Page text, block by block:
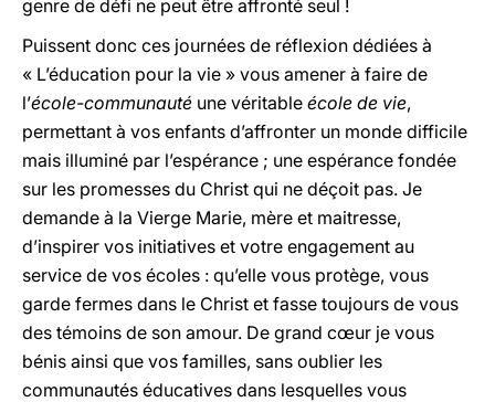
genre de défi ne peut être affronté seul !
Puissent donc ces journées de réflexion dédiées à
« L’éducation pour la vie » vous amener à faire de
l’école-communauté une véritable école de vie,
permettant à vos enfants d’affronter un monde difficile
mais illuminé par l’espérance ; une espérance fondée
sur les promesses du Christ qui ne déçoit pas. Je
demande à la Vierge Marie, mère et maitresse,
d’inspirer vos initiatives et votre engagement au
service de vos écoles : qu’elle vous protège, vous
garde fermes dans le Christ et fasse toujours de vous
des témoins de son amour. De grand cœur je vous
bénis ainsi que vos familles, sans oublier les
communautés éducatives dans lesquelles vous